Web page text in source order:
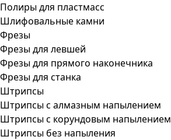
Полиры для пластмасс
Шлифовальные камни
Фрезы
Фрезы для левшей
Фрезы для прямого наконечника
Фрезы для станка
Штрипсы
Штрипсы c алмазным напылением
Штрипсы c корундовым напылением
Штрипсы без напыления